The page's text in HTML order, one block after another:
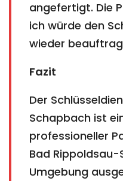
angefertigt. Die
ich würde den
wieder
Fazit
Der
Schapbach ist
professioneller
Bad
Umgebung